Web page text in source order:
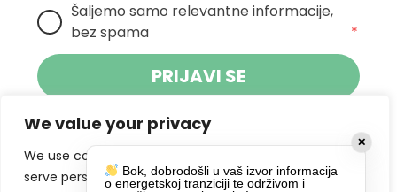
We value your privacy
We use cookies to enhance your browsing experience,
serve personalized ads or content, and analyze our
Šaljemo samo relevantne informacije,
bez spama
*
PRIJAVI SE
Klikom na gumb dajete suglasnost za
primanje novosti Pokreta Otoka te se
slažete spolitikom privatnosti.
✕
Bok, dobrodošli u vaš izvor informacija
o energetskoj tranziciji te održivom i